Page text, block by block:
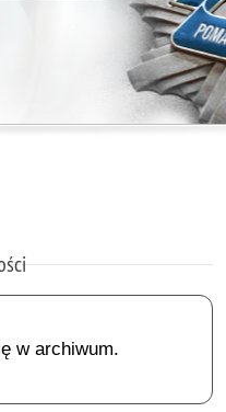
w archiwum.